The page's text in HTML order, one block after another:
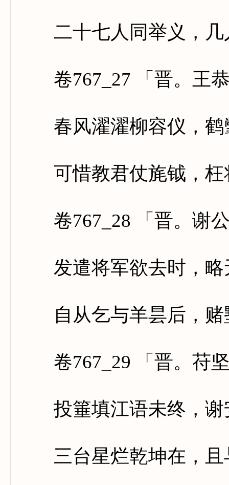
二十七人同举义，几
卷767_27 「晋。王
春风濯濯柳容仪，鹤
可惜教君仗旄钺，枉
卷767_28 「晋。谢公
发遣将军欲去时，略
自从乞与羊昙后，赌
卷767_29 「晋。苻坚
投箠填江语未终，谢
三台星烂乾坤在，且